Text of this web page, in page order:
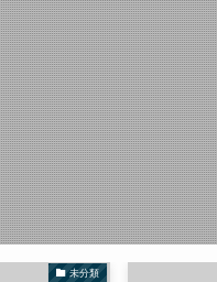
未分類